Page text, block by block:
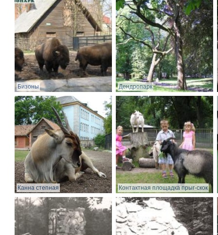
Бизоны Дендропарк
Канна степная Контактная площадка прыг-скок